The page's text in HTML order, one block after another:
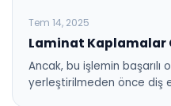
Tem 14, 2025
Laminat Kaplamalar
Ancak, bu işlemin başarılı
yerleştirilmeden önce diş